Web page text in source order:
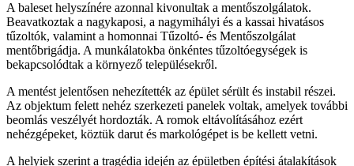
A baleset helyszínére azonnal kivonultak a mentőszolgálatok.
Beavatkoztak a nagykaposi, a nagymihályi és a kassai hivatásos
tűzoltók, valamint a homonnai Tűzoltó- és Mentőszolgálat
mentőbrigádja. A munkálatokba önkéntes tűzoltóegységek is
bekapcsolódtak a környező településekről.
A mentést jelentősen nehezítették az épület sérült és instabil részei.
Az objektum felett nehéz szerkezeti panelek voltak, amelyek további
beomlás veszélyét hordozták. A romok eltávolításához ezért
nehézgépeket, köztük darut és markológépet is be kellett vetni.
A helyiek szerint a tragédia idején az épületben építési átalakítások